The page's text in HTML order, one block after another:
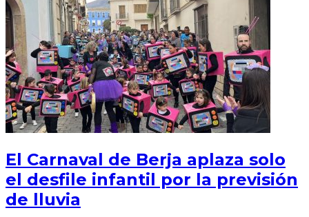
El Carnaval de Berja aplaza solo
el desfile infantil por la previsión
de lluvia